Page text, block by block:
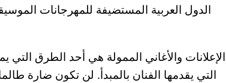
الدول العربية المستضيفة للمهرجانات
التي يقدمها الفنان بالمبدأ. لن تكون ضارة